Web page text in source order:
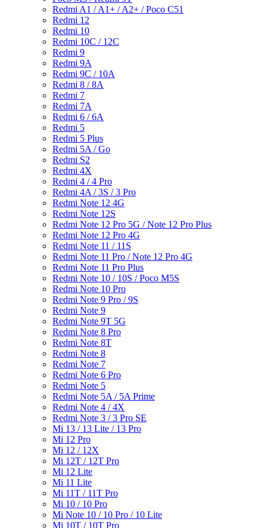
Redmi A1 / A1+ / A2+ / Poco C51
Redmi 12
Redmi 10
Redmi 10C / 12C
Redmi 9
Redmi 9A
Redmi 9C / 10A
Redmi 8 / 8A
Redmi 7
Redmi 7A
Redmi 6 / 6A
Redmi 5
Redmi 5 Plus
Redmi 5A / Go
Redmi S2
Redmi 4X
Redmi 4 / 4 Pro
Redmi 4A / 3S / 3 Pro
Redmi Note 12 4G
Redmi Note 12S
Redmi Note 12 Pro 5G / Note 12 Pro Plus
Redmi Note 12 Pro 4G
Redmi Note 11 / 11S
Redmi Note 11 Pro / Note 12 Pro 4G
Redmi Note 11 Pro Plus
Redmi Note 10 / 10S / Poco M5S
Redmi Note 10 Pro
Redmi Note 9 Pro / 9S
Redmi Note 9
Redmi Note 9T 5G
Redmi Note 8 Pro
Redmi Note 8T
Redmi Note 8
Redmi Note 7
Redmi Note 6 Pro
Redmi Note 5
Redmi Note 5A / 5A Prime
Redmi Note 4 / 4X
Redmi Note 3 / 3 Pro SE
Mi 13 / 13 Lite / 13 Pro
Mi 12 Pro
Mi 12 / 12X
Mi 12T / 12T Pro
Mi 12 Lite
Mi 11 Lite
Mi 11T / 11T Pro
Mi 10 / 10 Pro
Mi Note 10 / 10 Pro / 10 Lite
Mi 10T / 10T Pro